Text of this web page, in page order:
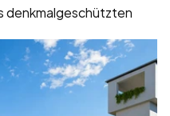
denkmalgeschützten